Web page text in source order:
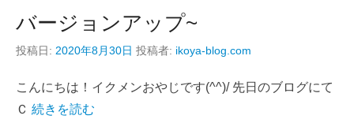
バージョンアップ~
投稿日: 2020年8月30日 投稿者: ikoya-blog.com
こんにちは！イクメンおやじです(^^)/ 先日のブログにて
Ｃ 続きを読む